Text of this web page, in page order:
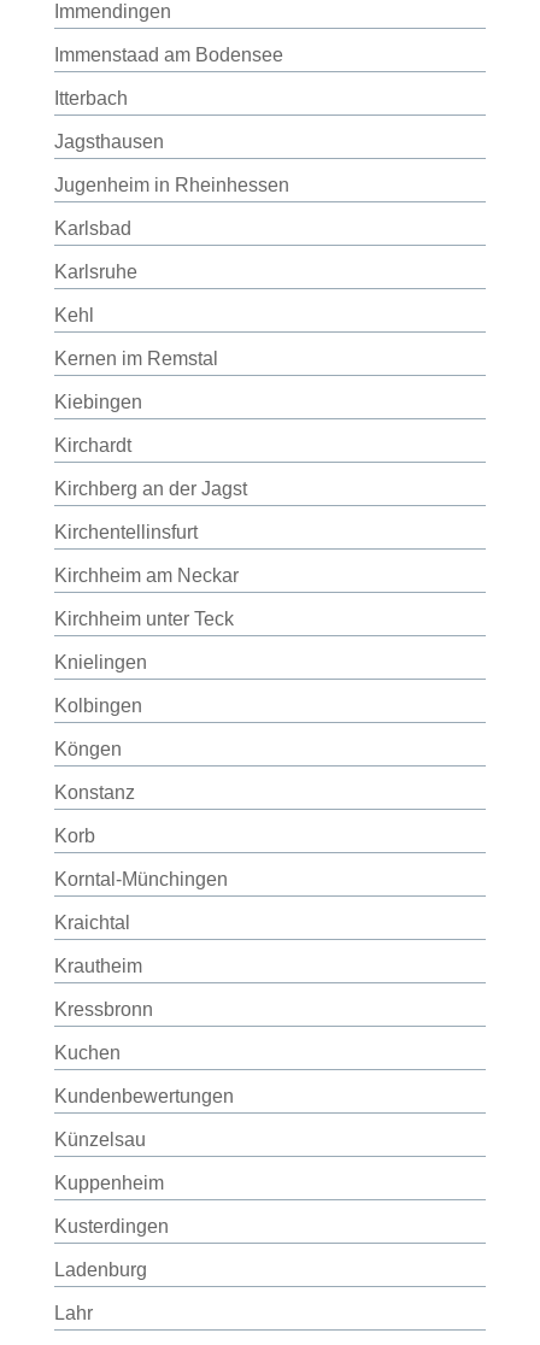
Immendingen
Immenstaad am Bodensee
Itterbach
Jagsthausen
Jugenheim in Rheinhessen
Karlsbad
Karlsruhe
Kehl
Kernen im Remstal
Kiebingen
Kirchardt
Kirchberg an der Jagst
Kirchentellinsfurt
Kirchheim am Neckar
Kirchheim unter Teck
Knielingen
Kolbingen
Köngen
Konstanz
Korb
Korntal-Münchingen
Kraichtal
Krautheim
Kressbronn
Kuchen
Kundenbewertungen
Künzelsau
Kuppenheim
Kusterdingen
Ladenburg
Lahr